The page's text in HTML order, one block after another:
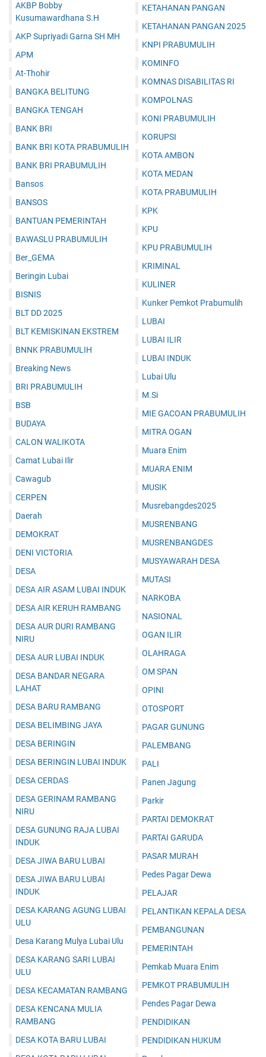
AKBP Bobby
Kusumawardhana S.H
AKP Supriyadi Garna SH MH
APM
At-Thohir
BANGKA BELITUNG
BANGKA TENGAH
BANK BRI
BANK BRI KOTA PRABUMULIH
BANK BRI PRABUMULIH
Bansos
BANSOS
BANTUAN PEMERINTAH
BAWASLU PRABUMULIH
Ber_GEMA
Beringin Lubai
BISNIS
BLT DD 2025
BLT KEMISKINAN EKSTREM
BNNK PRABUMULIH
Breaking News
BRI PRABUMULIH
BSB
BUDAYA
CALON WALIKOTA
Camat Lubai Ilir
Cawagub
CERPEN
Daerah
DEMOKRAT
DENI VICTORIA
DESA
DESA AIR ASAM LUBAI INDUK
DESA AIR KERUH RAMBANG
DESA AUR DURI RAMBANG
NIRU
DESA AUR LUBAI INDUK
DESA BANDAR NEGARA
LAHAT
DESA BARU RAMBANG
DESA BELIMBING JAYA
DESA BERINGIN
DESA BERINGIN LUBAI INDUK
DESA CERDAS
DESA GERINAM RAMBANG
NIRU
DESA GUNUNG RAJA LUBAI
INDUK
DESA JIWA BARU LUBAI
DESA JIWA BARU LUBAI
INDUK
DESA KARANG AGUNG LUBAI
ULU
Desa Karang Mulya Lubai Ulu
DESA KARANG SARI LUBAI
ULU
DESA KECAMATAN RAMBANG
DESA KENCANA MULIA
RAMBANG
DESA KOTA BARU LUBAI
KETAHANAN PANGAN
KETAHANAN PANGAN 2025
KNPI PRABUMULIH
KOMINFO
KOMNAS DISABILITAS RI
KOMPOLNAS
KONI PRABUMULIH
KORUPSI
KOTA AMBON
KOTA MEDAN
KOTA PRABUMULIH
KPK
KPU
KPU PRABUMULIH
KRIMINAL
KULINER
Kunker Pemkot Prabumulih
LUBAI
LUBAI ILIR
LUBAI INDUK
Lubai Ulu
M.Si
MIE GACOAN PRABUMULIH
MITRA OGAN
Muara Enim
MUARA ENIM
MUSIK
Musrebangdes2025
MUSRENBANG
MUSRENBANGDES
MUSYAWARAH DESA
MUTASI
NARKOBA
NASIONAL
OGAN ILIR
OLAHRAGA
OM SPAN
OPINI
OTOSPORT
PAGAR GUNUNG
PALEMBANG
PALI
Panen Jagung
Parkir
PARTAI DEMOKRAT
PARTAI GARUDA
PASAR MURAH
Pedes Pagar Dewa
PELAJAR
PELANTIKAN KEPALA DESA
PEMBANGUNAN
PEMERINTAH
Pemkab Muara Enim
PEMKOT PRABUMULIH
Pendes Pagar Dewa
PENDIDIKAN
PENDIDIKAN HUKUM